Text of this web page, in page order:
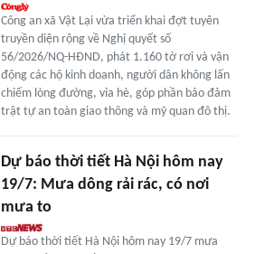
Công an xã Vật Lại vừa triển khai đợt tuyên
truyền diện rộng về Nghị quyết số
56/2026/NQ-HĐND, phát 1.160 tờ rơi và vận
động các hộ kinh doanh, người dân không lấn
chiếm lòng đường, vỉa hè, góp phần bảo đảm
trật tự an toàn giao thông và mỹ quan đô thị.
Dự báo thời tiết Hà Nội hôm nay
19/7: Mưa dông rải rác, có nơi
mưa to
Dự báo thời tiết Hà Nội hôm nay 19/7 mưa